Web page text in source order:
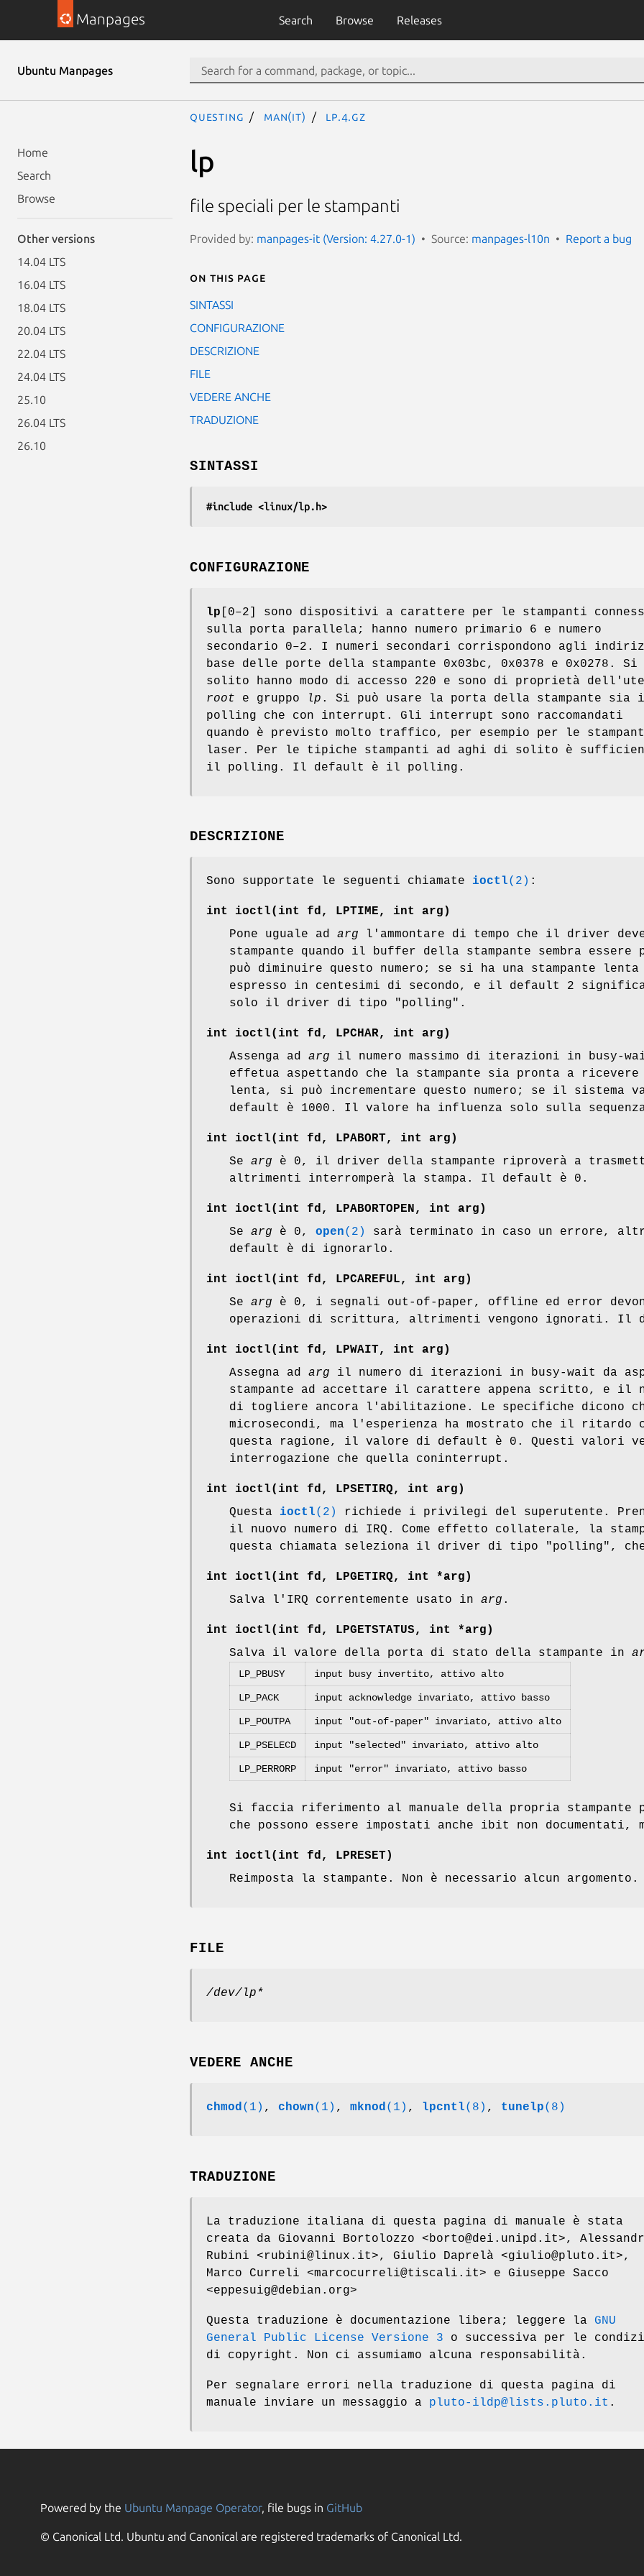
Manpages Search Browse Releases
Ubuntu Manpages
Home
Search
Browse
Other versions
14.04 LTS
16.04 LTS
18.04 LTS
20.04 LTS
22.04 LTS
24.04 LTS
25.10
26.04 LTS
26.10
questing man(it) lp.4.gz
lp
file speciali per le stampanti
Provided by: manpages-it (Version: 4.27.0-1) Source: manpages-l10n Report a bug
On this page
SINTASSI
CONFIGURAZIONE
DESCRIZIONE
FILE
VEDERE ANCHE
TRADUZIONE
SINTASSI
#include <linux/lp.h>
CONFIGURAZIONE
lp [0–2] sono dispositivi a carattere per le stampanti
sulla porta parallela; hanno numero primario 6 e numero
secondario 0–2. I numeri secondari corrispondono agli
base delle porte della stampante 0x03bc, 0x0378 e 0x0278. Si
solito hanno modo di accesso 220 e sono di proprietà
root e gruppo lp . Si può usare la porta della stampante sia
polling che con interrupt. Gli interrupt sono raccomandati
quando è previsto molto traffico, per esempio per le
laser. Per le tipiche stampanti ad aghi di solito è
il polling. Il default è il polling.
DESCRIZIONE
Sono supportate le seguenti chiamate ioctl(2) :
int ioctl(int fd, LPTIME, int arg )
Pone uguale ad arg l'ammontare di tempo che il driver
stampante quando il buffer della stampante sembra
può diminuire questo numero; se si ha una stampante
espresso in centesimi di secondo, e il default 2
solo il driver di tipo "polling".
int ioctl(int fd, LPCHAR, int arg )
Assenga ad arg il numero massimo di iterazioni in
effetua aspettando che la stampante sia pronta a
lenta, si può incrementare questo numero; se il sistema
default è 1000. Il valore ha influenza solo sulla
int ioctl(int fd, LPABORT, int arg )
Se arg è 0, il driver della stampante riproverà a
altrimenti interromperà la stampa. Il default è 0.
int ioctl(int fd, LPABORTOPEN, int arg )
Se arg è 0, open(2)
sarà terminato in caso un errore,
default è di ignorarlo.
int ioctl(int fd, LPCAREFUL, int arg )
Se arg è 0, i segnali out-of-paper, offline ed error
operazioni di scrittura, altrimenti vengono ignorati.
int ioctl(int fd, LPWAIT, int arg )
Assegna ad arg il numero di iterazioni in busy-wait da
stampante ad accettare il carattere appena scritto, e il
di togliere ancora l'abilitazione. Le specifiche dicono
microsecondi, ma l'esperienza ha mostrato che il
questa ragione, il valore di default è 0. Questi valori
interrogazione che quella coninterrupt.
int ioctl(int fd, LPSETIRQ, int arg )
Questa ioctl(2)
richiede i privilegi del superutente.
il nuovo numero di IRQ. Come effetto collaterale, la
questa chiamata seleziona il driver di tipo "polling",
int ioctl(int fd, LPGETIRQ, int *arg )
Salva l'IRQ correntemente usato in arg .
int ioctl(int fd, LPGETSTATUS, int *arg )
Salva il valore della porta di stato della stampante in
LP_PBUSY input busy invertito, attivo alto
LP_PACK input acknowledge invariato, attivo basso
LP_POUTPA input "out-of-paper" invariato, attivo alto
LP_PSELECD input "selected" invariato, attivo alto
LP_PERRORP input "error" invariato, attivo basso
Si faccia riferimento al manuale della propria
che possono essere impostati anche ibit non documentati,
int ioctl(int fd, LPRESET)
Reimposta la stampante. Non è necessario alcun argomento.
FILE
/dev/lp*
VEDERE ANCHE
chmod(1) , chown(1) , mknod(1) , lpcntl(8) , tunelp(8)
TRADUZIONE
La traduzione italiana di questa pagina di manuale è stata
creata da Giovanni Bortolozzo <borto@dei.unipd.it>,
Rubini <rubini@linux.it>, Giulio Daprelà <giulio@pluto.it>,
Marco Curreli <marcocurreli@tiscali.it> e Giuseppe Sacco
<eppesuig@debian.org>
Questa traduzione è documentazione libera; leggere la GNU
General Public License Versione 3 o successiva per le
di copyright. Non ci assumiamo alcuna responsabilità.
Per segnalare errori nella traduzione di questa pagina di
manuale inviare un messaggio a pluto-ildp@lists.pluto.it .
Powered by the Ubuntu Manpage Operator, file bugs in GitHub
© Canonical Ltd. Ubuntu and Canonical are registered trademarks of Canonical Ltd.